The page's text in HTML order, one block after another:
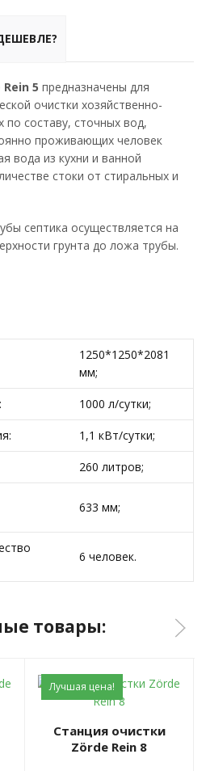
5 предназначены для
очистки хозяйственно-
по составу, сточных вод,
проживающих человек
вода из кухни и ванной
стоки от стиральных и
септика осуществляется на
грунта до ложа трубы.
1250*1250*2081
мм;
1000 л/сутки;
1,1 кВт/сутки;
260 литров;
633 мм;
6 человек.
товары:
Лучшая цена!
Станция очистки
Zörde Rein 8